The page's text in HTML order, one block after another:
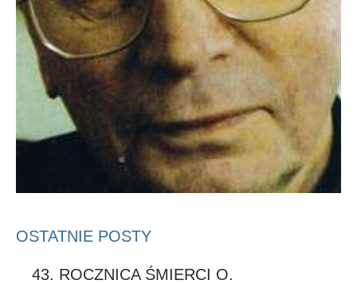
OSTATNIE POSTY
43. ROCZNICA ŚMIERCI O.